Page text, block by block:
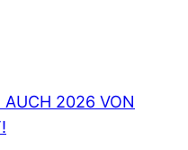
AUCH 2026 VON